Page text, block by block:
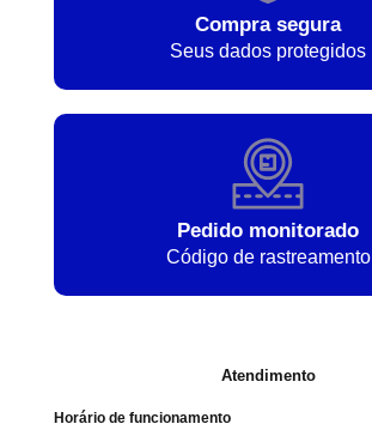
Compra segura
Seus dados protegidos
Pedido monitorado
Código de rastreamento
Atendimento
Horário de funcionamento